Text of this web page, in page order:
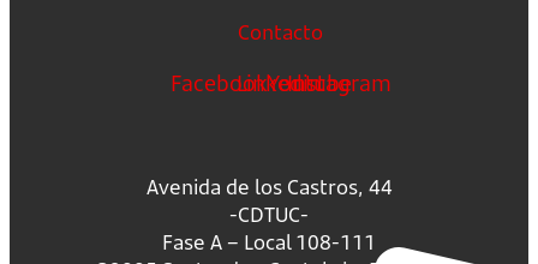
Contacto
FacebookLinkedin
Youtube
Instagram
Avenida de los Castros, 44
-CDTUC-
Fase A – Local 108-111